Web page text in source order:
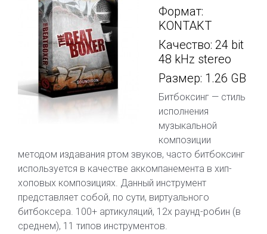
Формат:
KONTAKT
Качество: 24 bit
48 kHz stereo
Размер: 1.26 GB
Битбоксинг — стиль
исполнения
музыкальной
композиции
методом издавания ртом звуков, часто битбоксинг
используется в качестве аккомпанемента в хип-
хоповых композициях. Данный инструмент
представляет собой, по сути, виртуального
битбоксера. 100+ артикуляций, 12х раунд-робин (в
среднем), 11 типов инструментов.